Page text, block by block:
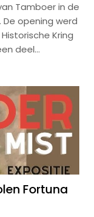
Tamboer in de
De opening werd
Kring
deel…
Fortuna